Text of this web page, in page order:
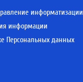
информатизации
информации
Персональных данных